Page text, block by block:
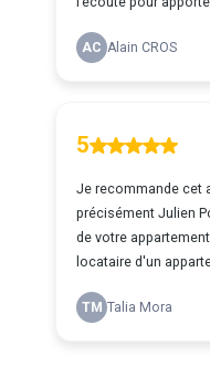
AC Alain CROS
5
Je recommande cet
précisément Julien
de votre
locataire d'un
TM Talia Mora